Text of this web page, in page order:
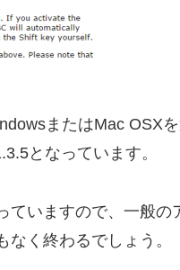
またはMac OSX
となっています。
いますので、一般の
く終わるでしょう。